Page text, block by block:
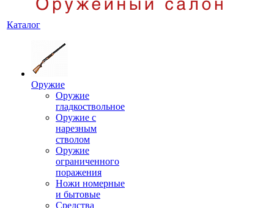
Каталог
Оружие
Оружие
гладкоствольное
Оружие с
нарезным
стволом
Оружие
ограниченного
поражения
Ножи номерные
и бытовые
Средства